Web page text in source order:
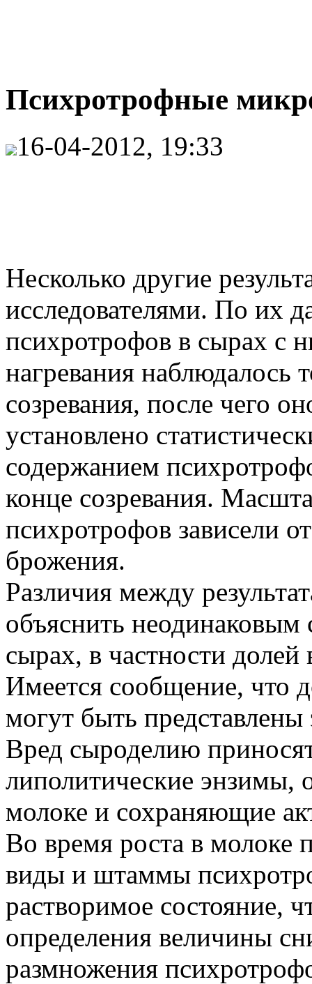
Психротрофные
16-04-2012, 19:33
Несколько другие
исследователями. По их
психротрофов в сырах с
нагревания наблюдалось
созревания, после чего
установлено
содержанием
конце созревания.
психротрофов зависели
брожения.
Различия между
объяснить неодинаковым
сырах, в частности долей
Имеется сообщение, что
могут быть
Вред сыроделию
липолитические энзимы,
молоке и сохраняющие
Во время роста в молоке
виды и штаммы
растворимое состояние,
определения величины
размножения